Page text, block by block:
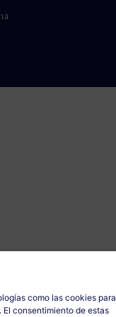
como las cookies para
consentimiento de estas